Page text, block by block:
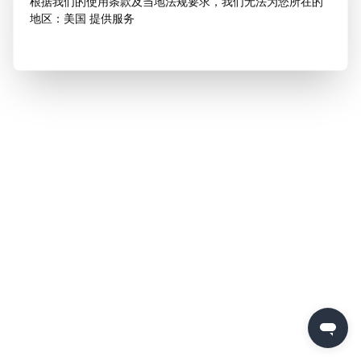
地区：美国 提供服务